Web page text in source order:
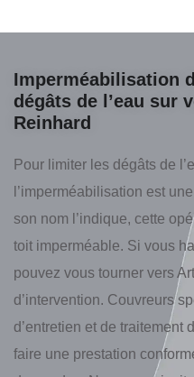
Imperméabilisation
dégâts de l’eau sur
Reinhard
Pour limiter les dégâts de
l’imperméabilisation est
son nom l’indique, cette
toit imperméable. Si vous
pouvez vous tourner vers
d’intervention. Couvreurs
d’entretien et de traitement
faire une prestation